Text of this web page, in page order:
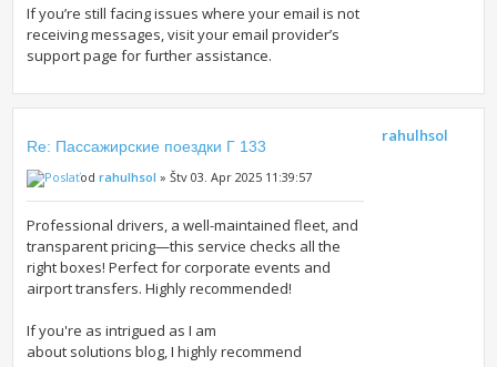
If you’re still facing issues where your email is not
receiving messages, visit your email provider’s
support page for further assistance.
Re: Пассажирские поездки Г 133
odrahulhsol » Štv 03. Apr 2025 11:39:57
Professional drivers, a well-maintained fleet, and
transparent pricing—this service checks all the
right boxes! Perfect for corporate events and
airport transfers. Highly recommended!
If you're as intrigued as I am
about solutions blog, I highly recommend
rahulhsol